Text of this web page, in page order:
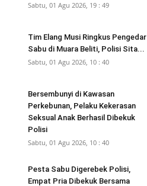
Sabtu, 01 Agu 2026, 19 : 49
Tim Elang Musi Ringkus Pengedar
Sabu di Muara Beliti, Polisi Sita...
Sabtu, 01 Agu 2026, 10 : 40
Bersembunyi di Kawasan
Perkebunan, Pelaku Kekerasan
Seksual Anak Berhasil Dibekuk
Polisi
Sabtu, 01 Agu 2026, 10 : 40
Pesta Sabu Digerebek Polisi,
Empat Pria Dibekuk Bersama